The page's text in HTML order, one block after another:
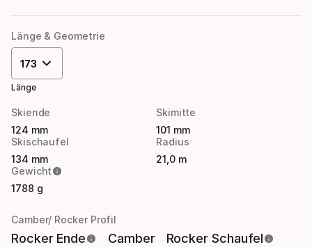
Länge & Geometrie
173
Länge
Skiende
124 mm
Skimitte
101 mm
Skischaufel
134 mm
Radius
21,0 m
Gewicht
1788 g
Camber/ Rocker Profil
Rocker Ende Camber Rocker Schaufel